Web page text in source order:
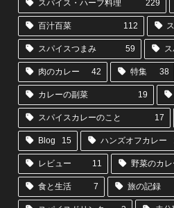
スパイス・ハーブ料理 229
百汁百菜 112
スパイスつまみ 59
肉のカレー 42 特集 38
カレーの副菜 19
スパイスカレーのこと 17
Blog 15 ハンズオフカレー
レビュー 11 野菜のカレ
食と生活 7 旅の記録